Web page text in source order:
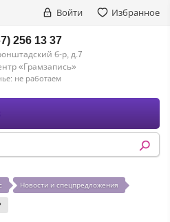
Войти Избранное
256 13 37
б-р, д.7
«Грамзапись»
не работаем
Новости и спецпредложения